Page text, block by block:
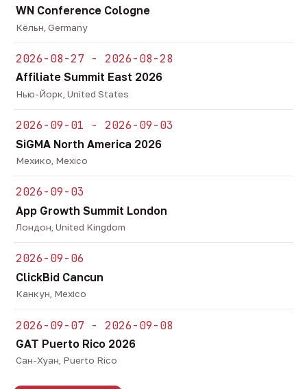
WN Conference Cologne
Кёльн, Germany
2026-08-27 - 2026-08-28
Affiliate Summit East 2026
Нью-Йорк, United States
2026-09-01 - 2026-09-03
SiGMA North America 2026
Мехико, Mexico
2026-09-03
App Growth Summit London
Лондон, United Kingdom
2026-09-06
ClickBid Cancun
Канкун, Mexico
2026-09-07 - 2026-09-08
GAT Puerto Rico 2026
Сан-Хуан, Puerto Rico